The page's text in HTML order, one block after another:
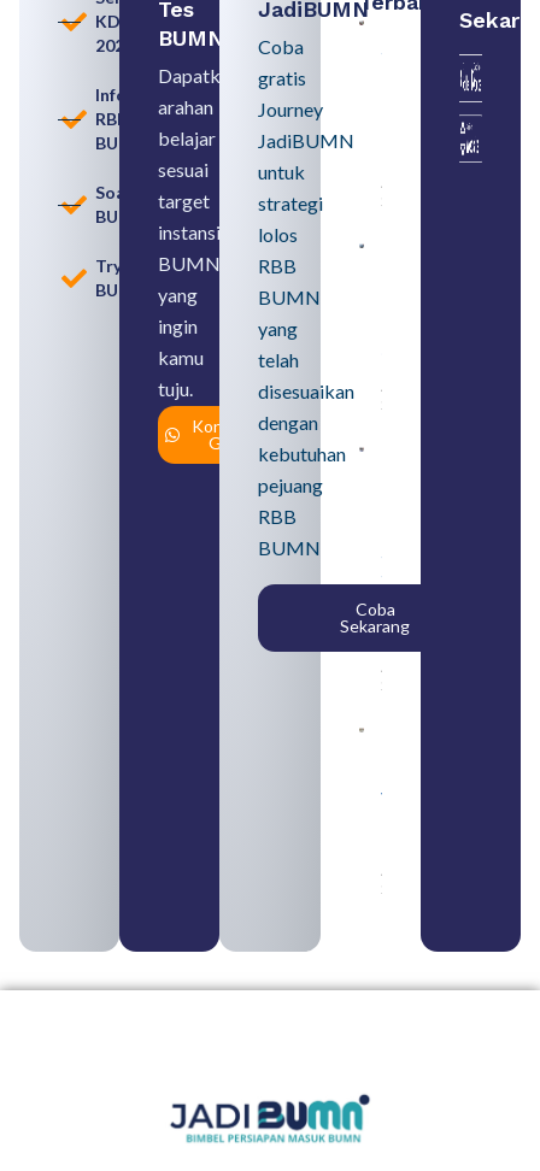
KDKMP
2026
Informasi
RBB
BUMN
Soal
BUMN
Tryout
BUMN
Tes
BUMN
Dapatkan
arahan
belajar
sesuai
target
instansi
BUMN
yang
ingin
kamu
tuju.
Konsultasi
Gratis
JadiBUMN
Coba
gratis
Journey
JadiBUMN
untuk
strategi
lolos
RBB
BUMN
yang
telah
disesuaikan
dengan
kebutuhan
pejuang
RBB
BUMN
Coba
Sekarang
Persiapan
Seleksi
Rekrutmen
Memahami
August 8,
2026
August 6,
2026
SMA
Syarat,
Posisi,
dan
Cara
Daftar
August 5,
2026
yang
August 4,
2026